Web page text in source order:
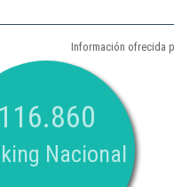
Información ofrecida
116.860
Nacional